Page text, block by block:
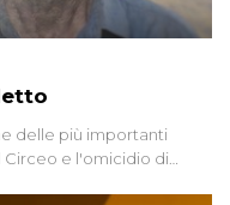
delle più importanti
Circeo e l'omicidio di